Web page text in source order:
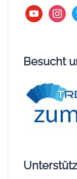
youtube
Besucht